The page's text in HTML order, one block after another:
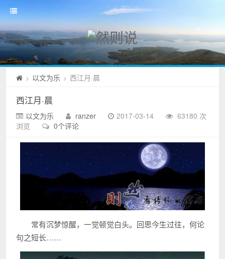
> 以文为乐 > 西江月·晨
西江月·晨
以文为乐 ranzer 2017-03-14
63180 次
浏览
0个评论
常有沉梦惊醒，一觉顿觉白头。回思今生过往，何论
句之短长……